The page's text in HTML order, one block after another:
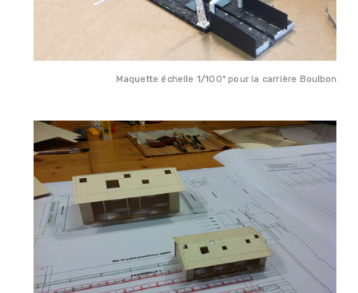
Maquette échelle 1/100° pour la carrière Boulbon